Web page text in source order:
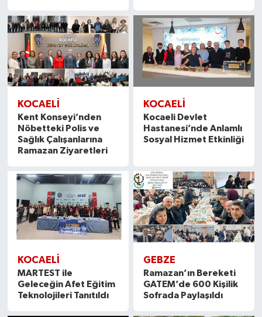
KOCAELİ
Kent Konseyi’nden
Nöbetteki Polis ve
Sağlık Çalışanlarına
Ramazan Ziyaretleri
KOCAELİ
Kocaeli Devlet
Hastanesi’nde Anlamlı
Sosyal Hizmet Etkinliği
KOCAELİ
MARTEST ile
Geleceğin Afet Eğitim
Teknolojileri Tanıtıldı
GEBZE
Ramazan’ın Bereketi
GATEM’de 600 Kişilik
Sofrada Paylaşıldı